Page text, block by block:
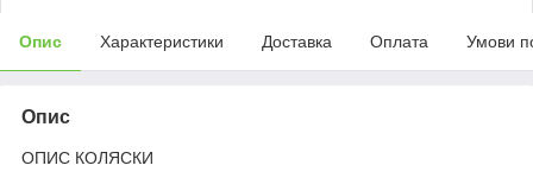
Опис Характеристики Доставка Оплата Умови
Опис
ОПИС КОЛЯСКИ